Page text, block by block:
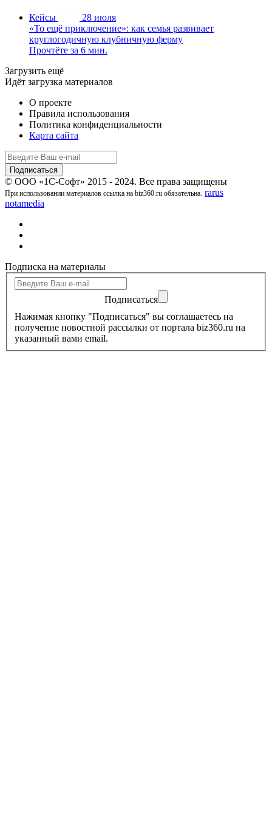
Кейсы
28 июля
«То ещё приключение»: как семья развивает
круглогодичную клубничную ферму
Прочтёте за 6 мин.
Загрузить ещё
Идёт загрузка материалов
О проекте
Правила использования
Политика конфиденциальности
Карта сайта
© ООО «1С-Софт» 2015 - 2024. Все права защищены
При использовании материалов ссылка на biz360.ru обязательна. rarus
notamedia
Подписка на материалы
Подписаться
Нажимая кнопку "Подписаться" вы соглашаетесь на
получение новостной рассылки от портала biz360.ru на
указанный вами email.